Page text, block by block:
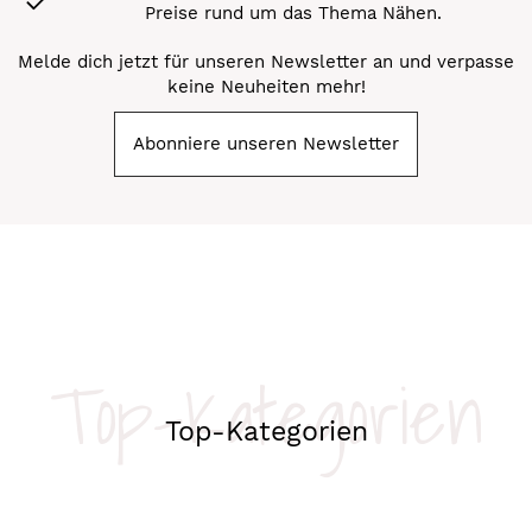
Preise rund um das Thema Nähen.
Melde dich jetzt für unseren Newsletter an und verpasse
keine Neuheiten mehr!
Abonniere unseren Newsletter
Top-Kategorien
Top-Kategorien